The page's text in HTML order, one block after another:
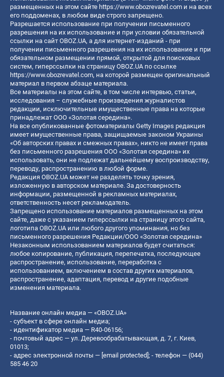
размещенных на этом сайте https://www.obozrevatel.com и на всех
его поддоменах, в любом виде строго запрещено.
Разрешается использование при получении письменного
разрешения на их использование и при условии обязательной
ссылки на сайт OBOZ.UA, а для интернет-изданий - при
получении письменного разрешения на их использование и при
обязательном размещении прямой, открытой для поисковых
систем, гиперссылки на страницу OBOZ.UA по ссылке
https://www.obozrevatel.com, на которой размещен оригинальный
материал в первом абзаце материала.
Все материалы на этом сайте, в том числе интервью, статьи,
исследования – служебные произведения журналистов
редакции, исключительные имущественные права на которые
принадлежат ООО «Золотая середина».
На все опубликованные фотоматериалы Getty Images редакция
имеет имущественные права, защищаемые законом Украины
«Об авторских правах и смежных правах», никто не имеет права
без письменного разрешения ООО «Золотая середина» их
использовать, они не подлежат дальнейшему воспроизводству,
переводу, распространению в любой форме.
Редакция OBOZ.UA может не разделять точку зрения,
изложенную в авторском материале. За достоверность
информации, размещенной в рекламных материалах,
ответственность несет рекламодатель.
Запрещено использование материалов размещенных на этом
сайте, даже с указанием гиперссылки на страницу этого сайта,
логотипа OBOZ.UA или любого другого упоминания, но без
письменного разрешения Редакции/ООО «Золотая середина»
Незаконным использованием материалов будет считаться:
любое копирование, публикация, перепечатка, последующее
распространение, использование, переработка с
использованием, включением в состав других материалов,
распространение, адаптация, перевод и другие подобные
изменения материала.
Название онлайн медиа — «OBOZ.UA»
- субъект в сфере онлайн медиа;
- идентификатор медиа — R40-06156;
- почтовый адрес — ул. Деревообрабатывающая, д. 7, г. Киев,
01013;
- адрес электронной почты — [email protected] ; - телефон — (044)
585 46 20